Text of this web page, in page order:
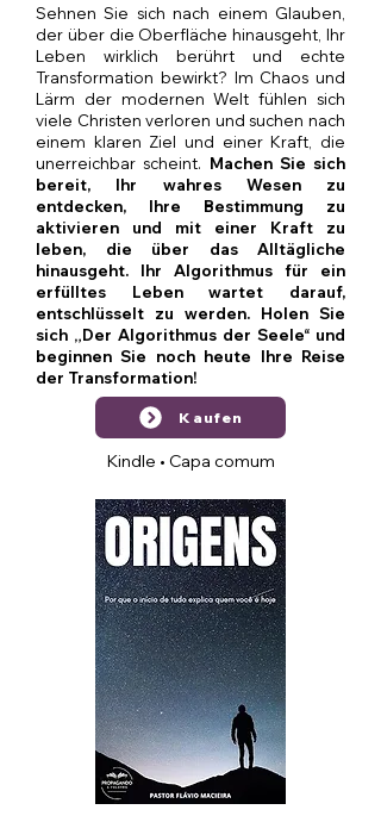
Sehnen Sie sich nach einem Glauben,
der über die Oberfläche hinausgeht, Ihr
Leben wirklich berührt und echte
Transformation bewirkt? Im Chaos und
Lärm der modernen Welt fühlen sich
viele Christen verloren und suchen nach
einem klaren Ziel und einer Kraft, die
unerreichbar scheint. Machen Sie sich
bereit, Ihr wahres Wesen zu
entdecken, Ihre Bestimmung zu
aktivieren und mit einer Kraft zu
leben, die über das Alltägliche
hinausgeht. Ihr Algorithmus für ein
erfülltes Leben wartet darauf,
entschlüsselt zu werden. Holen Sie
sich „Der Algorithmus der Seele“ und
beginnen Sie noch heute Ihre Reise
der Transformation!
Kaufen
Kindle • Capa comum